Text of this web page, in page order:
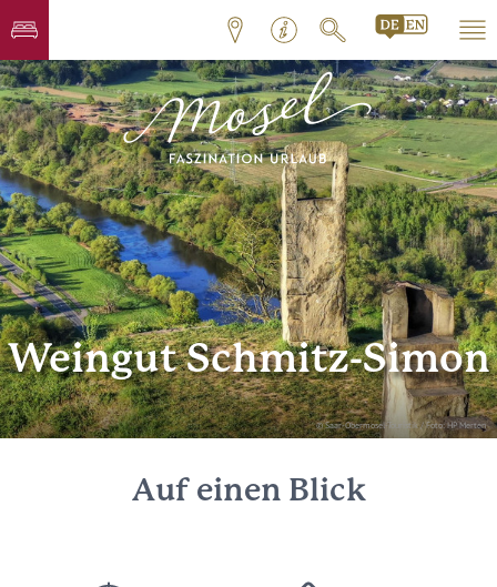
© Saar-Obermosel-Touristik / Foto: HP Merten
Weingut Schmitz-Simon
Auf einen Blick